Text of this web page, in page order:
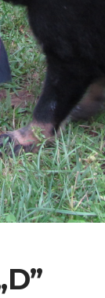
Fertőtlenítés